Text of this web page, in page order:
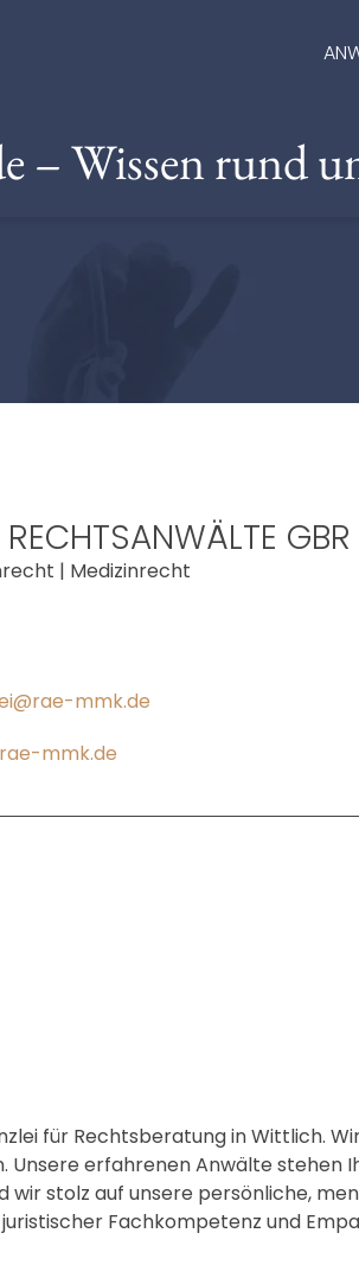
– Wissen rund
GBR
| Medizinrecht
mmk.de
mmk.de
für Rechtsberatung in Wittlich.
Unsere erfahrenen Anwälte stehen
stolz auf unsere persönliche,
Fachkompetenz und